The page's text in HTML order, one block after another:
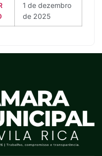
1 de dezembro
de 2025